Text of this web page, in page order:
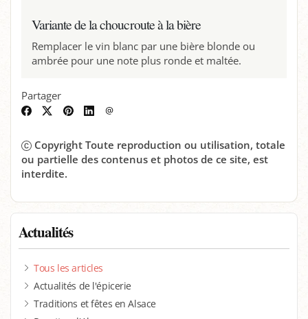
Variante de la choucroute à la bière
Remplacer le vin blanc par une bière blonde ou
ambrée pour une note plus ronde et maltée.
Partager
FacebookTwitterPinterestLinkedIn
Copyright Toute reproduction ou utilisation, totale
ou partielle des contenus et photos de ce site, est
interdite.
Actualités
Tous les articles
Actualités de l'épicerie
Traditions et fêtes en Alsace